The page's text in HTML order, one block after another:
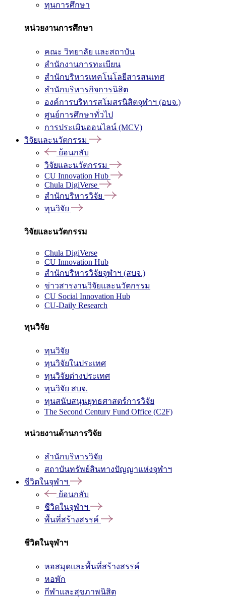
ทุนการศึกษา
หน่วยงานการศึกษา
คณะ วิทยาลัย และสถาบัน
สำนักงานการทะเบียน
สำนักบริหารเทคโนโลยีสารสนเทศ
สำนักบริหารกิจการนิสิต
องค์การบริหารสโมสรนิสิตจุฬาฯ (อบจ.)
ศูนย์การศึกษาทั่วไป
การประเมินออนไลน์ (MCV)
วิจัยและนวัตกรรม
ย้อนกลับ
วิจัยและนวัตกรรม
CU Innovation Hub
Chula DigiVerse
สำนักบริหารวิจัย
ทุนวิจัย
วิจัยและนวัตกรรม
Chula DigiVerse
CU Innovation Hub
สำนักบริหารวิจัยจุฬาฯ (สบจ.)
ข่าวสารงานวิจัยและนวัตกรรม
CU Social Innovation Hub
CU-Daily Research
ทุนวิจัย
ทุนวิจัย
ทุนวิจัยในประเทศ
ทุนวิจัยต่างประเทศ
ทุนวิจัย สบจ.
ทุนสนับสนุนยุทธศาสตร์การวิจัย
The Second Century Fund Office (C2F)
หน่วยงานด้านการวิจัย
สำนักบริหารวิจัย
สถาบันทรัพย์สินทางปัญญาแห่งจุฬาฯ
ชีวิตในจุฬาฯ
ย้อนกลับ
ชีวิตในจุฬาฯ
พื้นที่สร้างสรรค์
ชีวิตในจุฬาฯ
หอสมุดและพื้นที่สร้างสรรค์
หอพัก
กีฬาและสุขภาพนิสิต